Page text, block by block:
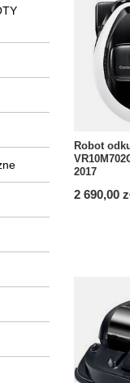
Robot
2017
2 690,00